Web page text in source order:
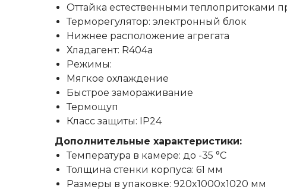
Оттайка естественными теплопритоками
Терморегулятор: электронный блок
Нижнее расположение агрегата
Хладагент: R404а
Режимы:
Мягкое охлаждение
Быстрое замораживание
Термощуп
Класс защиты: IP24
Дополнительные характеристики:
Температура в камере: до -35 °С
Толщина стенки корпуса: 61 мм
Размеры в упаковке: 920x1000x1020 мм